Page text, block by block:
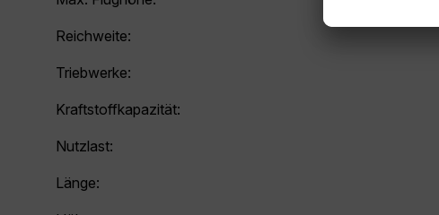
Reichweite:
Triebwerke:
Kraftstoffkapazität:
Nutzlast:
Länge: